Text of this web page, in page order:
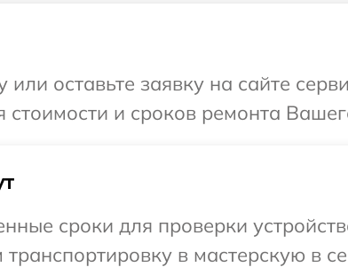
оставьте заявку на сайте
и сроков ремонта
сроки для проверки
в мастерскую в